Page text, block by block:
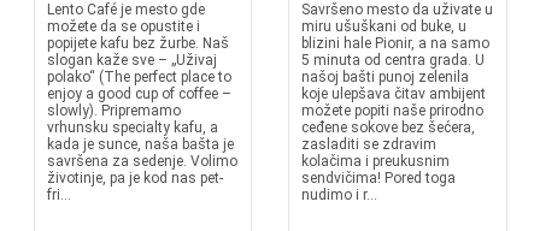
Lento Café je mesto gde
možete da se opustite i
popijete kafu bez žurbe. Naš
slogan kaže sve – „Uživaj
polako“ (The perfect place to
enjoy a good cup of coffee –
slowly). Pripremamo
vrhunsku specialty kafu, a
kada je sunce, naša bašta je
savršena za sedenje. Volimo
životinje, pa je kod nas pet-
fri...
Savršeno mesto da uživate u
miru ušuškani od buke, u
blizini hale Pionir, a na samo
5 minuta od centra grada. U
našoj bašti punoj zelenila
koje ulepšava čitav ambijent
možete popiti naše prirodno
ceđene sokove bez šećera,
zasladiti se zdravim
kolačima i preukusnim
sendvičima! Pored toga
nudimo i r...